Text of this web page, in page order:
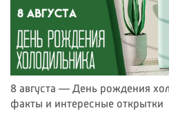
8 августа — День рождения
факты и интересные открытки